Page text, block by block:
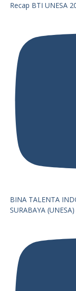
Recap BTI UNESA
BINA TALENTA
SURABAYA